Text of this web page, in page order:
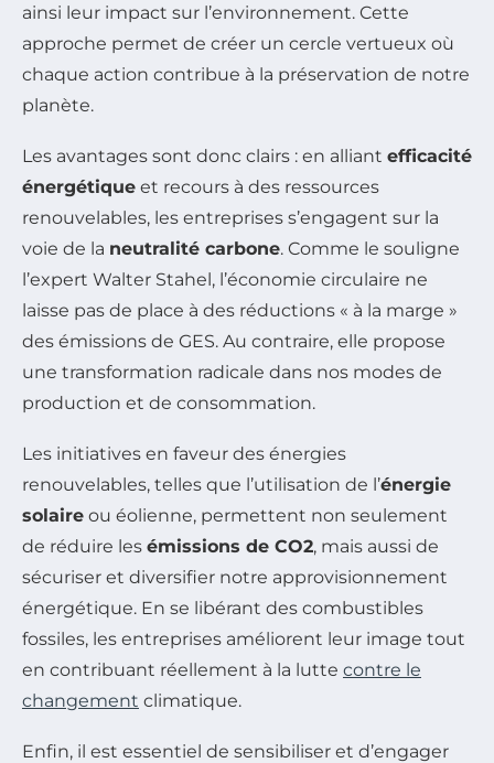
ainsi leur impact sur l’environnement. Cette
approche permet de créer un cercle vertueux où
chaque action contribue à la préservation de notre
planète.
Les avantages sont donc clairs : en alliant efficacité
énergétique et recours à des ressources
renouvelables, les entreprises s’engagent sur la
voie de la neutralité carbone. Comme le souligne
l’expert Walter Stahel, l’économie circulaire ne
laisse pas de place à des réductions « à la marge »
des émissions de GES. Au contraire, elle propose
une transformation radicale dans nos modes de
production et de consommation.
Les initiatives en faveur des énergies
renouvelables, telles que l’utilisation de l’énergie
solaire ou éolienne, permettent non seulement
de réduire les émissions de CO2, mais aussi de
sécuriser et diversifier notre approvisionnement
énergétique. En se libérant des combustibles
fossiles, les entreprises améliorent leur image tout
en contribuant réellement à la lutte contre le
changement climatique.
Enfin, il est essentiel de sensibiliser et d’engager